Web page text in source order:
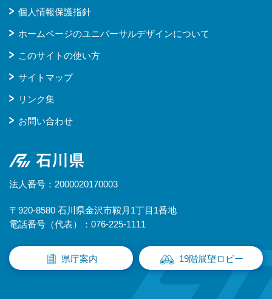
個人情報保護指針
ホームページのユニバーサルデザインについて
このサイトの使い方
サイトマップ
リンク集
お問い合わせ
石川県
法人番号：2000020170003
〒920-8580 石川県金沢市鞍月1丁目1番地
電話番号（代表）：076-225-1111
県庁案内 19階展望ロビー